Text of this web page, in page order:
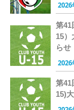
2026
第41
15
らせ
2026
第41
15)